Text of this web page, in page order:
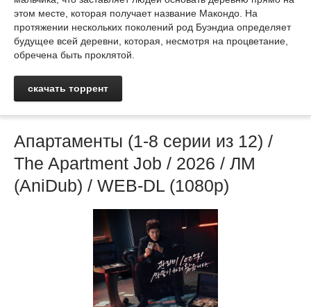
этом месте, которая получает название Макондо. На
протяжении нескольких поколений род Буэндиа определяет
будущее всей деревни, которая, несмотря на процветание,
обречена быть проклятой.
скачать торрент
Апартаменты (1-8 серии из 12) /
The Apartment Job / 2026 / ЛМ
(AniDub) / WEB-DL (1080p)